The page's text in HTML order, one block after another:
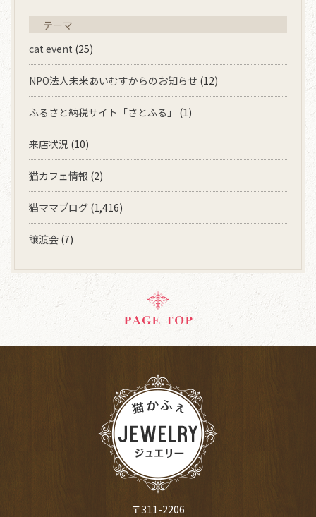
テーマ
cat event (25)
NPO法人未来あいむすからのお知らせ (12)
ふるさと納税サイト「さとふる」 (1)
来店状況 (10)
猫カフェ情報 (2)
猫ママブログ (1,416)
譲渡会 (7)
〒311-2206